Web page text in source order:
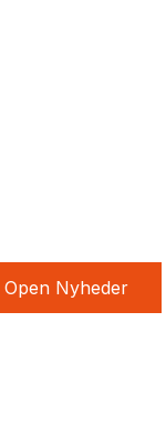
Open Nyheder